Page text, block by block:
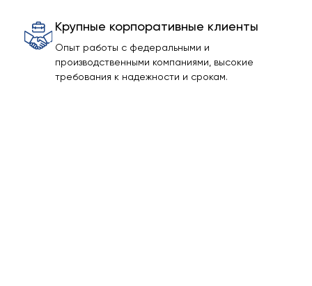
Крупные корпоративные клиенты
Опыт работы с федеральными и
производственными компаниями, высокие
требования к надежности и срокам.